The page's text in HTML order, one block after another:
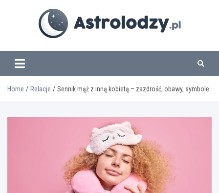
www.astrolodzy.pl
Home Relacje Sennik mąż z inną kobietą – zazdrość, obawy, symbole